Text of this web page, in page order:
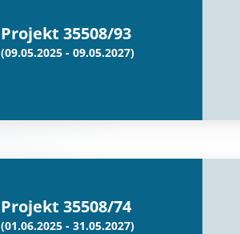
Projekt 35508/93
(09.05.2025 - 09.05.2027)
Projekt 35508/74
(01.06.2025 - 31.05.2027)